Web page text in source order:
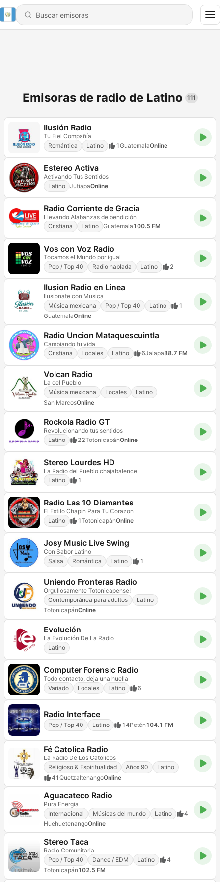
Emisoras de radio de Latino 111
Ilusión Radio
Tu Fiel Compañía
Romántica
Latino 1GuatemalaOnline
Estereo Activa
Activando Tus Sentidos
Latino JutiapaOnline
Radio Corriente de Gracia
Llevando Alabanzas de bendición
Cristiana
Latino Guatemala100.5 FM
Vos con Voz Radio
Tocamos el Mundo por igual
Pop / Top 40
Radio hablada Latino 2
Ilusion Radio en Linea
Ilusionate con Musica
Música mexicana
Pop / Top 40 Latino
1
GuatemalaOnline
Radio Uncion Mataquescuintla
Cambiando tu vida
Cristiana
Locales Latino 6Jalapa88.7 FM
Volcan Radio
La del Pueblo
Música mexicana
Locales
Latino
San MarcosOnline
Rockola Radio GT
Revolucionando tus sentidos
Latino
22TotonicapánOnline
Stereo Lourdes HD
La Radio del Pueblo chajabalence
Latino
1
Radio Las 10 Diamantes
El Estilo Chapin Para Tu Corazon
Latino
1TotonicapánOnline
Josy Music Live Swing
Con Sabor Latino
Salsa
Romántica Latino 1
Uniendo Fronteras Radio
Orgullosamente Totonicapense!
Contemporánea para adultos
Latino
TotonicapánOnline
Evolución
La Evolución De La Radio
Latino
Computer Forensic Radio
Todo contacto, deja una huella
Variado
Locales Latino 6
Radio Interface
Pop / Top 40 Latino 14Petén104.1 FM
Fé Catolica Radio
La Radio De Los Catolicos
Religioso & Espiritualidad
Años 90
Latino
41QuetzaltenangoOnline
Aguacateco Radio
Pura Energia
Internacional
Músicas del mundo Latino
4
HuehuetenangoOnline
Stereo Taca
Radio Comunitaria
Pop / Top 40
Dance / EDM Latino
4
Totonicapán102.5 FM